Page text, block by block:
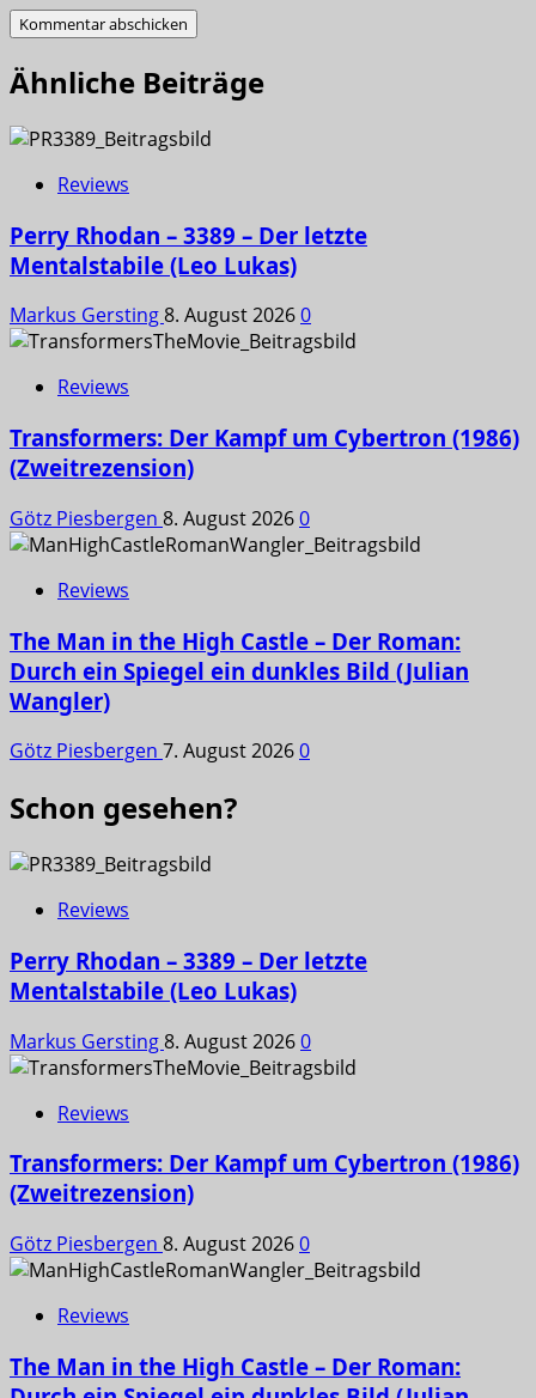
Ähnliche Beiträge
Reviews
Perry Rhodan – 3389 – Der letzte
Mentalstabile (Leo Lukas)
Markus Gersting8. August 20260
Reviews
Transformers: Der Kampf um Cybertron (1986)
(Zweitrezension)
Götz Piesbergen 8. August 20260
Reviews
The Man in the High Castle – Der Roman:
Durch ein Spiegel ein dunkles Bild (Julian
Wangler)
Götz Piesbergen 7. August 20260
Schon gesehen?
Reviews
Perry Rhodan – 3389 – Der letzte
Mentalstabile (Leo Lukas)
Markus Gersting8. August 20260
Reviews
Transformers: Der Kampf um Cybertron (1986)
(Zweitrezension)
Götz Piesbergen 8. August 20260
Reviews
The Man in the High Castle – Der Roman: